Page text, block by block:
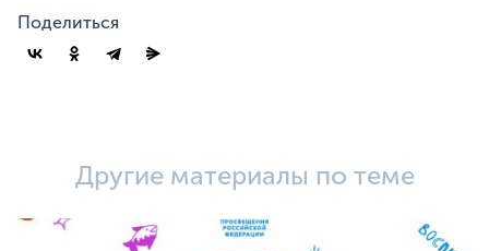
Поделиться
Другие материалы по теме